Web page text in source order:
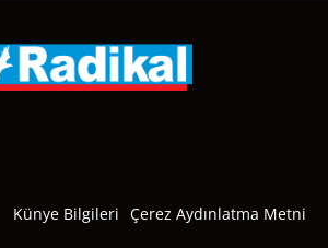
Künye Bilgileri Çerez Aydınlatma Metni